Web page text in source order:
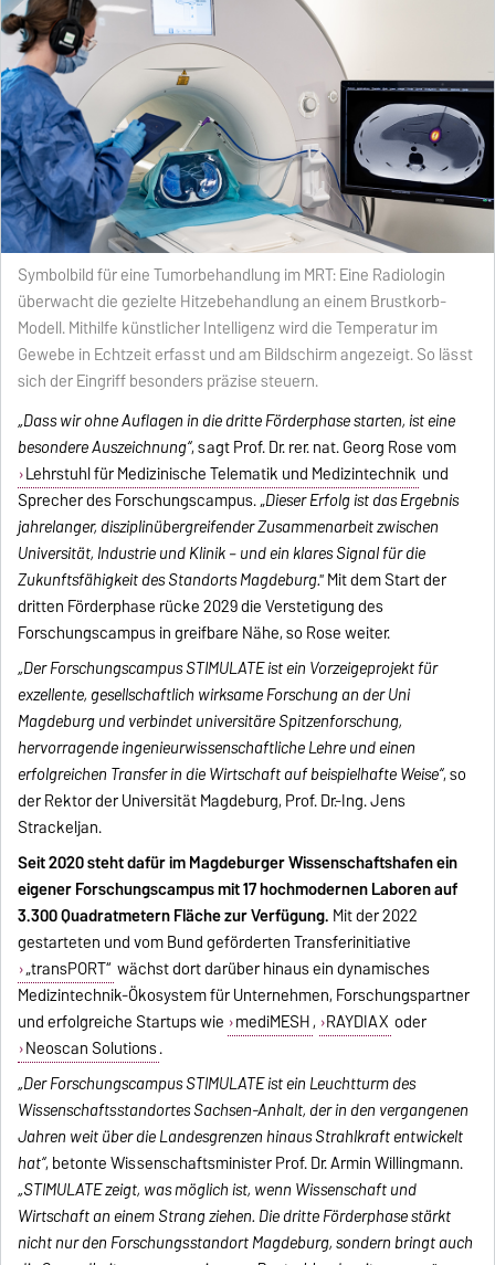
Symbolbild für eine Tumorbehandlung im MRT: Eine Radiologin
überwacht die gezielte Hitzebehandlung an einem Brustkorb-
Modell. Mithilfe künstlicher Intelligenz wird die Temperatur im
Gewebe in Echtzeit erfasst und am Bildschirm angezeigt. So lässt
sich der Eingriff besonders präzise steuern.
„Dass wir ohne Auflagen in die dritte Förderphase starten, ist eine
besondere Auszeichnung“, sagt Prof. Dr. rer. nat. Georg Rose vom
Lehrstuhl für Medizinische Telematik und Medizintechnik und
Sprecher des Forschungscampus. „Dieser Erfolg ist das Ergebnis
jahrelanger, disziplinübergreifender Zusammenarbeit zwischen
Universität, Industrie und Klinik – und ein klares Signal für die
Zukunftsfähigkeit des Standorts Magdeburg."Mit dem Start der
dritten Förderphase rücke 2029 die Verstetigung des
Forschungscampus in greifbare Nähe, so Rose weiter.
„Der Forschungscampus STIMULATE ist ein Vorzeigeprojekt für
exzellente, gesellschaftlich wirksame Forschung an der Uni
Magdeburg und verbindet universitäre Spitzenforschung,
hervorragende ingenieurwissenschaftliche Lehre und einen
erfolgreichen Transfer in die Wirtschaft auf beispielhafte Weise“, so
der Rektor der Universität Magdeburg, Prof. Dr.-Ing. Jens
Strackeljan.
Seit 2020 steht dafür im Magdeburger Wissenschaftshafen ein
eigener Forschungscampus mit 17 hochmodernen Laboren auf
3.300 Quadratmetern Fläche zur Verfügung. Mit der 2022
gestarteten und vom Bund geförderten Transferinitiative
„transPORT“ wächst dort darüber hinaus ein dynamisches
Medizintechnik-Ökosystem für Unternehmen, Forschungspartner
und erfolgreiche Startups wie mediMESH, RAYDIAX oder
Neoscan Solutions.
„Der Forschungscampus STIMULATE ist ein Leuchtturm des
Wissenschaftsstandortes Sachsen-Anhalt, der in den vergangenen
Jahren weit über die Landesgrenzen hinaus Strahlkraft entwickelt
hat“, betonte Wissenschaftsminister Prof. Dr. Armin Willingmann.
„STIMULATE zeigt, was möglich ist, wenn Wissenschaft und
Wirtschaft an einem Strang ziehen. Die dritte Förderphase stärkt
nicht nur den Forschungsstandort Magdeburg, sondern bringt auch